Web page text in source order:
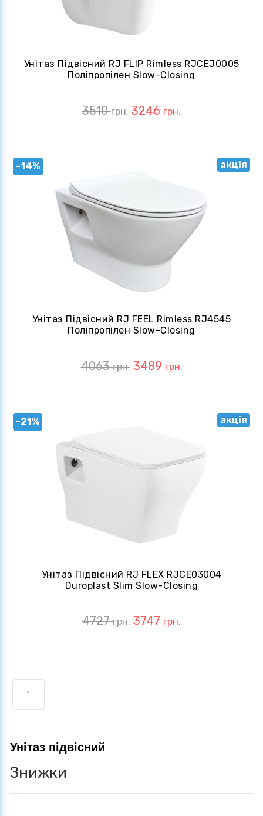
Унітаз Підвісний RJ FLIP Rimless RJCEJ0005
Поліпропілен Slow-Closing
3510грн. 3246 грн.
-14% акція
Унітаз Підвісний RJ FEEL Rimless RJ4545
Поліпропілен Slow-Closing
4063грн. 3489 грн.
-21% акція
Унітаз Підвісний RJ FLEX RJCE03004
Duroplast Slim Slow-Closing
4727грн. 3747 грн.
1
Унітаз підвісний
Знижки